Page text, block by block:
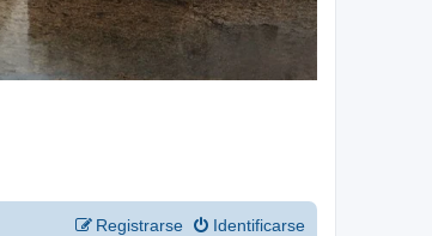
Identificarse
Registrarse